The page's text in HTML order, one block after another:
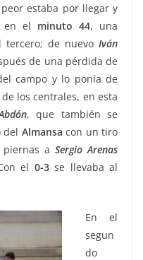
estaba por llegar y
en el minuto 44, una
tercero; de nuevo Iván
de una pérdida de
campo y lo ponía de
los centrales, en esta
, que también se
del Almansa con un tiro
a Sergio Arenas
el 0-3se llevaba al
En el
segun
do